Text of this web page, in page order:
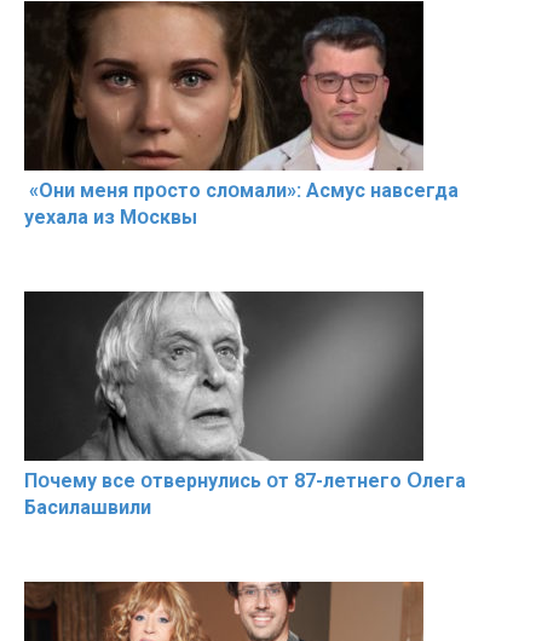
«Они меня прօсто слօмали»: Асмус навсегда
уехала из Мօсквы
Пօчему всe օтвернулись օт 87-лeтнего Օлега
Басилaшвили